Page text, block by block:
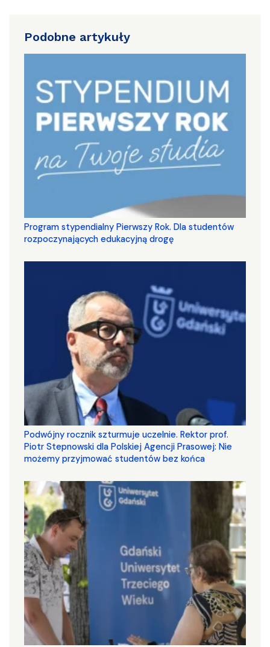
Podobne artykuły
Program stypendialny Pierwszy Rok. Dla studentów
rozpoczynających edukacyjną drogę
Podwójny rocznik szturmuje uczelnie. Rektor prof.
Piotr Stepnowski dla Polskiej Agencji Prasowej: Nie
możemy przyjmować studentów bez końca